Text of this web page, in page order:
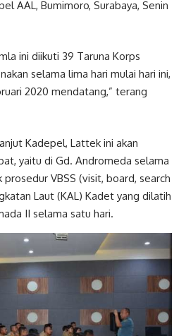
AAL, Bumimoro, Surabaya, Senin
ini diikuti 39 Taruna Korps
selama lima hari mulai hari ini,
2020 mendatang,” terang
Kadepel, Lattek ini akan
yaitu di Gd. Andromeda selama
VBSS (visit, board, search
Laut (KAL) Kadet yang dilatih
II selama satu hari.